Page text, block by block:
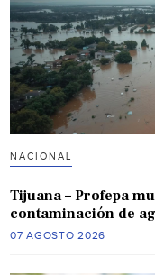
NACIONAL
Tijuana – Profepa
contaminación de
07 AGOSTO 2026